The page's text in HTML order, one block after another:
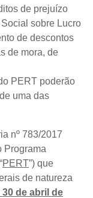
de prejuízo
sobre Lucro
de descontos
de mora, de
PERT poderão
uma das
nº 783/2017
Programa
PERT”) que
de natureza
de abril de